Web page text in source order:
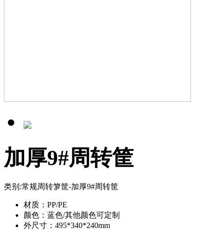
加厚9#周转筐
类别:常规周转箩筐-加厚9#周转筐
材质：PP/PE
颜色：蓝色/其他颜色可定制
外尺寸：495*340*240mm